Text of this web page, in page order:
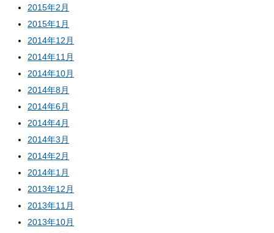
2015年2月
2015年1月
2014年12月
2014年11月
2014年10月
2014年8月
2014年6月
2014年4月
2014年3月
2014年2月
2014年1月
2013年12月
2013年11月
2013年10月